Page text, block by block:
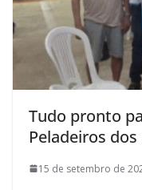
Tudo pronto
Peladeiros dos
15 de setembro de